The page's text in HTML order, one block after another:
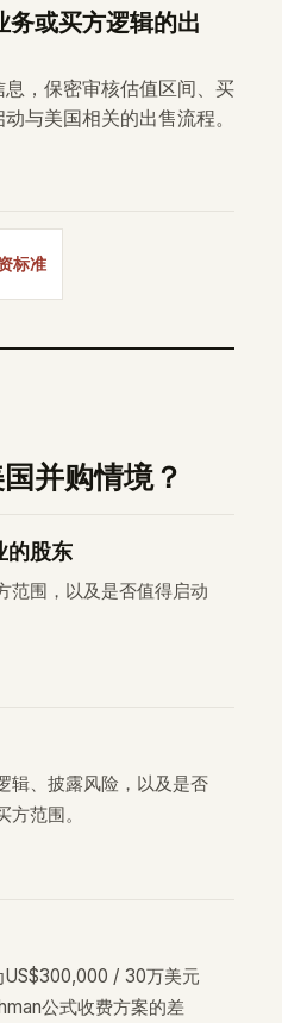
务或买方逻辑的出
，保密审核估值区间、买
与美国相关的出售流程。
标准
并购情境？
的股东
范围，以及是否值得启动
辑、披露风险，以及是否
范围。
/ 30万美元
公式收费方案的差